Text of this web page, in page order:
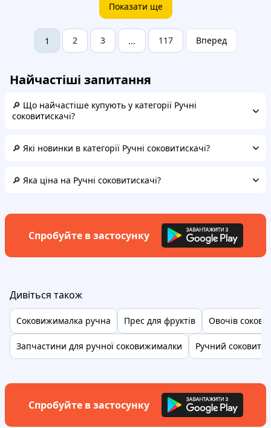
Показати ще
1 2 3 ... 117 Вперед
Найчастіші запитання
🔎 Що найчастіше купують у категорії Ручні
соковитискачі?
🔎 Які новинки в категорії Ручні соковитискачі?
🔎 Яка ціна на Ручні соковитискачі?
Спробуйте в застосунку
Дивіться також
Соковижималка ручна Прес для фруктів Овочів
Запчастини для ручної соковижималки Ручний
Спробуйте в застосунку